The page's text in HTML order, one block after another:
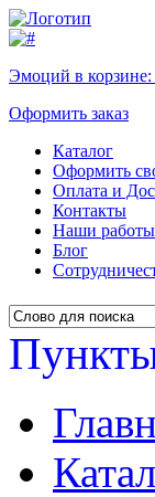
Эмоций в корзине:
Оформить заказ
Каталог
Оформить
Оплата и
Контакты
Наши работы
Блог